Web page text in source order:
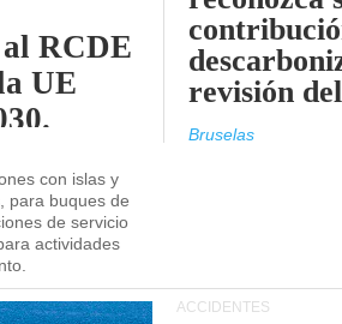
RCDE
UE
con islas y
para buques de
de servicio
actividades
revisión
Bruselas
ACCIDENTES